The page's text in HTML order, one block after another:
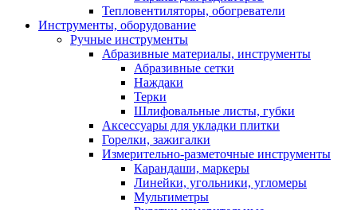
Тепловентиляторы, обогреватели
Инструменты, оборудование
Ручные инструменты
Абразивные материалы, инструменты
Абразивные сетки
Наждаки
Терки
Шлифовальные листы, губки
Аксессуары для укладки плитки
Горелки, зажигалки
Измерительно-разметочные инструменты
Карандаши, маркеры
Линейки, угольники, угломеры
Мультиметры